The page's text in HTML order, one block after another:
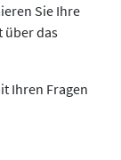
Sie Ihre
über das
Ihren Fragen